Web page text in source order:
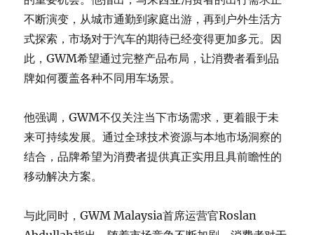
不断演变，从城市通勤到家庭出游，再到户外生活方
式探索，市场对于汽车的期待已经变得更加多元。因
此，GWM希望通过完整产品布局，让消费者看到品
牌如何覆盖各种不同用车场景。
他强调，GWM不仅关注当下市场需求，更着眼于未
来可持续发展。通过全球技术资源与本地市场洞察的
结合，品牌希望为消费者提供真正实用且具前瞻性的
移动解决方案。
与此同时，GWM Malaysia首席运营官Roslan